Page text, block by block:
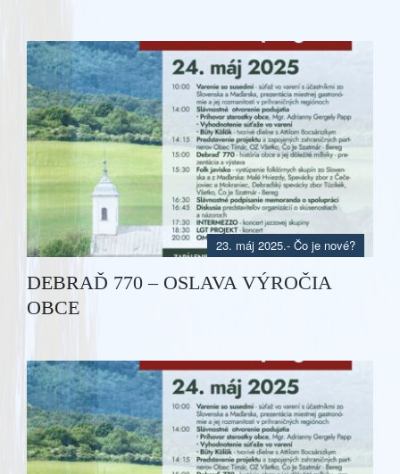
- Čo je nové?
23. máj 2025.
DEBRAĎ 770 – OSLAVA VÝROČIA
OBCE